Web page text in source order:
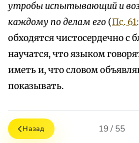
утробы испытывающий и
каждому по делам его (Пс.
обходятся чистосердечно с
научатся, что языком
иметь и, что словом
показывать.
Назад 19 / 55